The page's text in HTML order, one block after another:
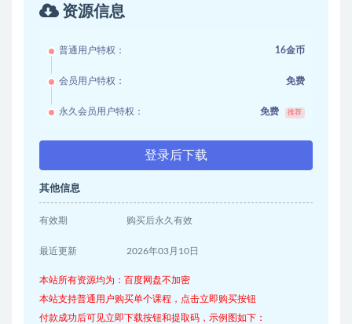
资源信息
普通用户特权： 16金币
会员用户特权： 免费
永久会员用户特权： 免费 推荐
登录后下载
其他信息
有效期 购买后永久有效
最近更新 2026年03月10日
本站所有资源均为：百度网盘不加密
本站支持普通用户购买单个课程，点击立即购买按钮
付款成功后可见立即下载按钮和提取码，示例图如下：